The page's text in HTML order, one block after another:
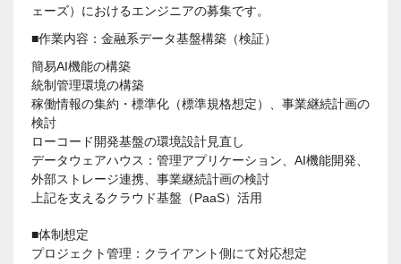
ェーズ）におけるエンジニアの募集です。
■作業内容：金融系データ基盤構築（検証）
簡易AI機能の構築
統制管理環境の構築
稼働情報の集約・標準化（標準規格想定）、事業継続計画の
検討
ローコード開発基盤の環境設計見直し
データウェアハウス：管理アプリケーション、AI機能開発、
外部ストレージ連携、事業継続計画の検討
上記を支えるクラウド基盤（PaaS）活用
■体制想定
プロジェクト管理：クライアント側にて対応想定